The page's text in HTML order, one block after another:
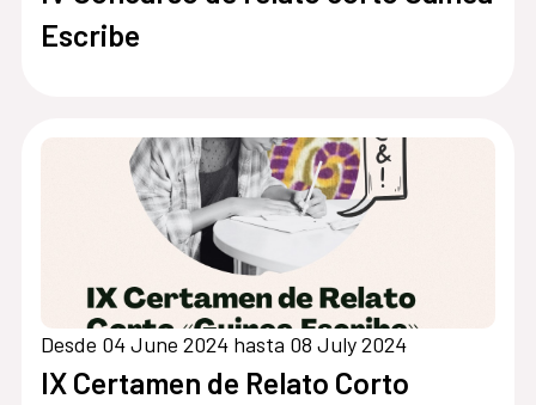
Escribe
Desde 04 June 2024 hasta 08 July 2024
IX Certamen de Relato Corto